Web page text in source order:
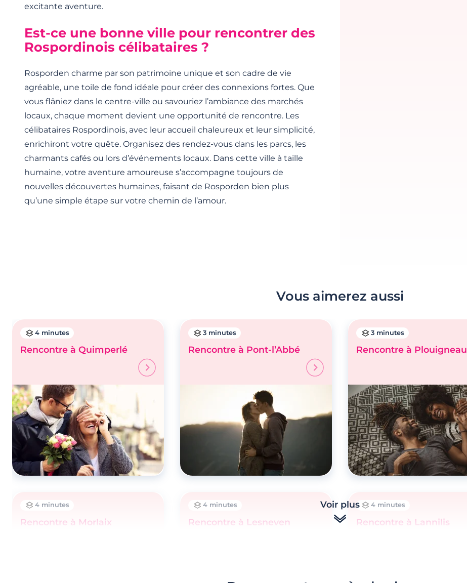
excitante aventure.
Est-ce une bonne ville pour rencontrer des
Rospordinois célibataires ?
Rosporden charme par son patrimoine unique et son cadre de vie
agréable, une toile de fond idéale pour créer des connexions fortes. Que
vous flâniez dans le centre-ville ou savouriez l’ambiance des marchés
locaux, chaque moment devient une opportunité de rencontre. Les
célibataires Rospordinois, avec leur accueil chaleureux et leur simplicité,
enrichiront votre quête. Organisez des rendez-vous dans les parcs, les
charmants cafés ou lors d’événements locaux. Dans cette ville à taille
humaine, votre aventure amoureuse s’accompagne toujours de
nouvelles découvertes humaines, faisant de Rosporden bien plus
qu’une simple étape sur votre chemin de l’amour.
Vous aimerez aussi
4 minutes
Rencontre à Quimperlé
3 minutes
Rencontre à Pont-l’Abbé
3 minutes
Rencontre à Plouigneau
4 minutes
Rencontre à Morlaix
4 minutes
Rencontre à Lesneven
4 minutes
Rencontre à Lannilis
Voir plus